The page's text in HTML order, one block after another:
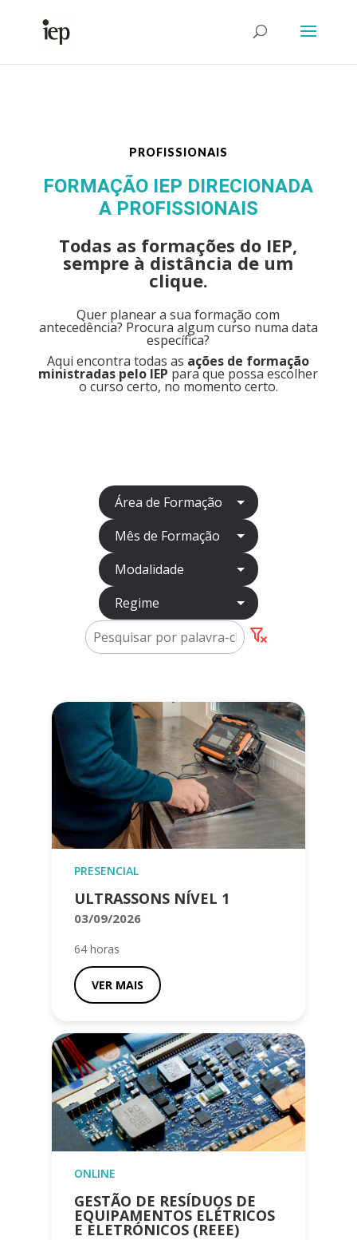
PROFISSIONAIS
FORMAÇÃO IEP DIRECIONADA
A PROFISSIONAIS
Todas as formações do IEP,
sempre à distância de um
clique.
Quer planear a sua formação com
antecedência? Procura algum curso numa data
específica?
Aqui encontra todas as ações de formação
ministradas pelo IEP para que possa escolher
o curso certo, no momento certo.
PRESENCIAL
ULTRASSONS NÍVEL 1
03/09/2026
64 horas
VER MAIS
ONLINE
GESTÃO DE RESÍDUOS DE
EQUIPAMENTOS ELÉTRICOS
E ELETRÓNICOS (REEE)